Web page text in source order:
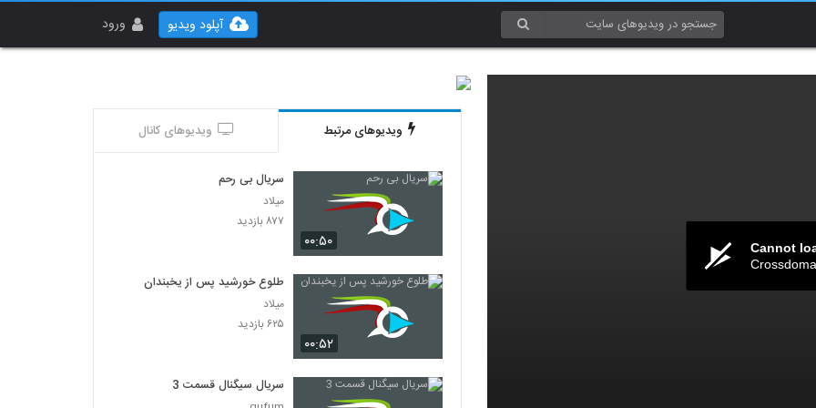
ورود آپلود ویدیو
Cannot
ویدیوهای مرتبط ویدیوهای کانال
۰۰:۵۰
سریال بی رحم
میلاد
۸۷۷ بازدید
۰۰:۵۲
طلوع خورشید پس از یخبندان
میلاد
۶۲۵ بازدید
سریال سیگنال قسمت 3